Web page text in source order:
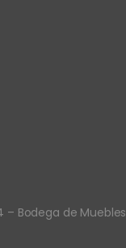
– Bodega de Muebles